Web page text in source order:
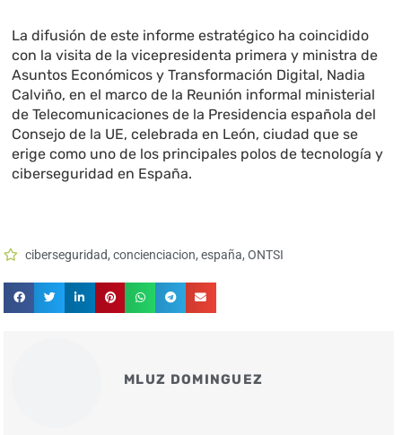
La difusión de este informe estratégico ha coincidido
con la visita de la vicepresidenta primera y ministra de
Asuntos Económicos y Transformación Digital, Nadia
Calviño, en el marco de la Reunión informal ministerial
de Telecomunicaciones de la Presidencia española del
Consejo de la UE, celebrada en León, ciudad que se
erige como uno de los principales polos de tecnología y
ciberseguridad en España.
ciberseguridad,concienciacion,españa,ONTSI
MLUZ DOMINGUEZ